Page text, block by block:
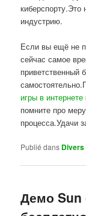
киберспорту.Это
индустрию.
Если вы ещё не
сейчас самое
приветственный
игры в интернете
помните про
процесса.Удачи
Publié dans Divers
Демо Sun